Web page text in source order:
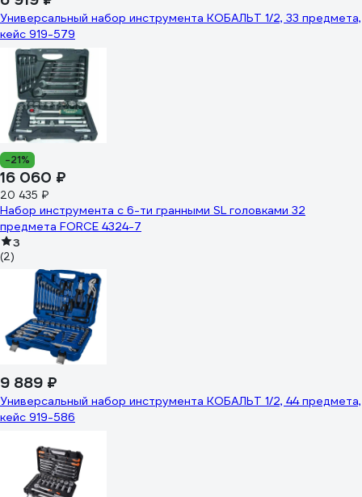
Универсальный набор инструмента КОБАЛЬТ 1/2, 33 предмета,
кейс 919-579
-21%
16 060 ₽
20 435 ₽
Набор инструмента с 6-ти гранными SL головками 32
предмета FORCE 4324-7
3
(2)
9 889 ₽
Универсальный набор инструмента КОБАЛЬТ 1/2, 44 предмета,
кейс 919-586